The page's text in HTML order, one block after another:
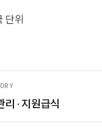
단위
리 · 지원급식